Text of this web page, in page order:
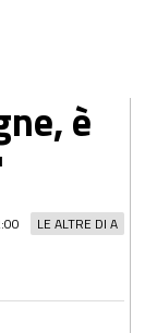
è
LE ALTRE DI A